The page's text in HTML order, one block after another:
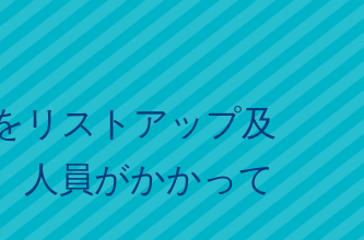
リストアップ及
人員がかかって